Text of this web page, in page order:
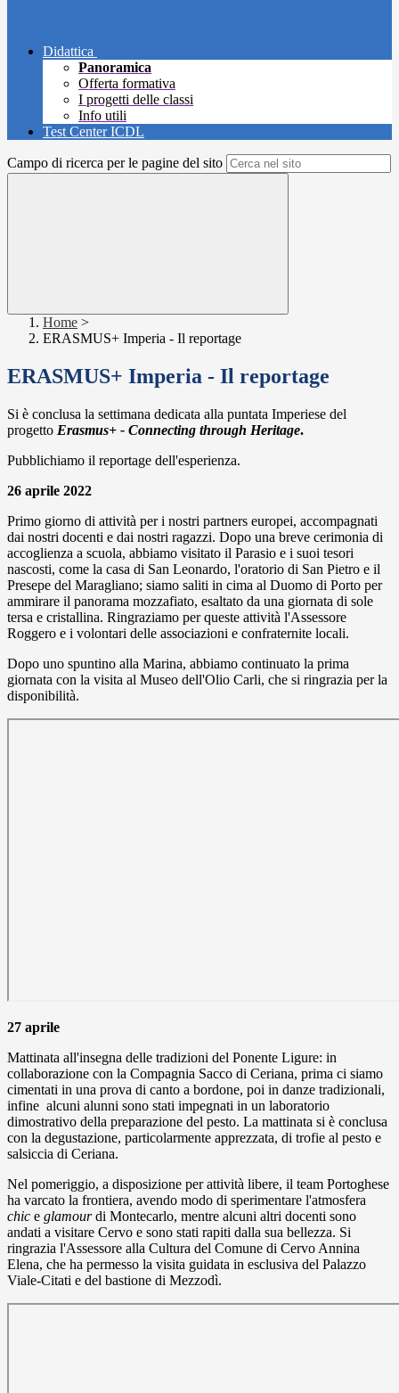
Didattica
Panoramica
Offerta formativa
I progetti delle classi
Info utili
Test Center ICDL
Campo di ricerca per le pagine del sito
Home >
ERASMUS+ Imperia - Il reportage
ERASMUS+ Imperia - Il reportage
Si è conclusa la settimana dedicata alla puntata Imperiese del
progetto Erasmus+ - Connecting through Heritage.
Pubblichiamo il reportage dell'esperienza.
26 aprile 2022
Primo giorno di attività per i nostri partners europei, accompagnati
dai nostri docenti e dai nostri ragazzi. Dopo una breve cerimonia di
accoglienza a scuola, abbiamo visitato il Parasio e i suoi tesori
nascosti, come la casa di San Leonardo, l'oratorio di San Pietro e il
Presepe del Maragliano; siamo saliti in cima al Duomo di Porto per
ammirare il panorama mozzafiato, esaltato da una giornata di sole
tersa e cristallina. Ringraziamo per queste attività l'Assessore
Roggero e i volontari delle associazioni e confraternite locali.
Dopo uno spuntino alla Marina, abbiamo continuato la prima
giornata con la visita al Museo dell'Olio Carli, che si ringrazia per la
disponibilità.
27 aprile
Mattinata all'insegna delle tradizioni del Ponente Ligure: in
collaborazione con la Compagnia Sacco di Ceriana, prima ci siamo
cimentati in una prova di canto a bordone, poi in danze tradizionali,
infine alcuni alunni sono stati impegnati in un laboratorio
dimostrativo della preparazione del pesto. La mattinata si è conclusa
con la degustazione, particolarmente apprezzata, di trofie al pesto e
salsiccia di Ceriana.
Nel pomeriggio, a disposizione per attività libere, il team Portoghese
ha varcato la frontiera, avendo modo di sperimentare l'atmosfera
chic e glamourdi Montecarlo, mentre alcuni altri docenti sono
andati a visitare Cervo e sono stati rapiti dalla sua bellezza. Si
ringrazia l'Assessore alla Cultura del Comune di Cervo Annina
Elena, che ha permesso la visita guidata in esclusiva del Palazzo
Viale-Citati e del bastione di Mezzodì.